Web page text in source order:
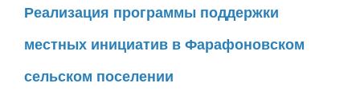
Реализация программы поддержки
местных инициатив в Фарафоновском
сельском поселении